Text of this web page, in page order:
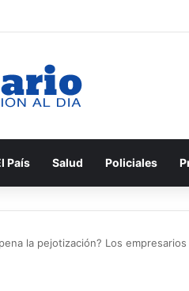
País Salud Policiales
la pejotización? Los